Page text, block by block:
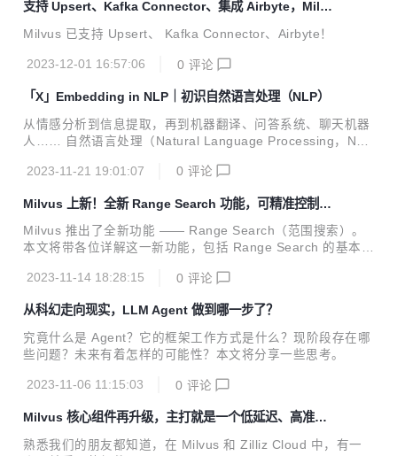
支持 Upsert、Kafka Connector、集成 Airbyte，Milvu
s 助力高效数据流处理
Milvus 已支持 Upsert、 Kafka Connector、Airbyte！
2023-12-01 16:57:06 0 评论
「X」Embedding in NLP｜初识自然语言处理（NLP）
从情感分析到信息提取，再到机器翻译、问答系统、聊天机器
人…… 自然语言处理（Natural Language Processing，NL
了更多的可能性。
2023-11-21 19:01:07 0 评论
Milvus 上新！全新 Range Search 功能，可精准控制搜
索结果
Milvus 推出了全新功能 —— Range Search（范围搜索）。
本文将带各位详解这一新功能，包括 Range Search 的基本介
2023-11-14 18:28:15
0 评论
从科幻走向现实，LLM Agent 做到哪一步了？
究竟什么是 Agent？它的框架工作方式是什么？现阶段存在哪
些问题？未来有着怎样的可能性？本文将分享一些思考。
2023-11-06 11:15:03 0 评论
Milvus 核心组件再升级，主打就是一个低延迟、高准确
度
熟悉我们的朋友都知道，在 Milvus 和 Zilliz Cloud 中，有一